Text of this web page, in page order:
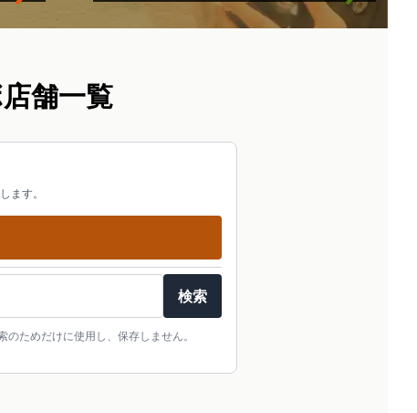
舗一覧
ます。
検索
ためだけに使用し、保存しません。